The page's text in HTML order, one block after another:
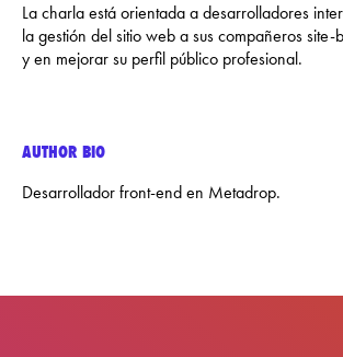
La charla está orientada a desarrolladores
la gestión del sitio web a sus compañeros site-
y en mejorar su perfil público profesional.
AUTHOR BIO
Desarrollador front-end en Metadrop.